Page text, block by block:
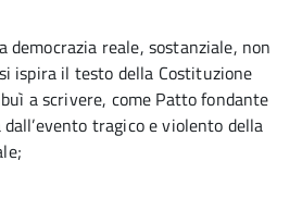
democrazia reale, sostanziale, non
ispira il testo della Costituzione
a scrivere, come Patto fondante
tragico e violento della